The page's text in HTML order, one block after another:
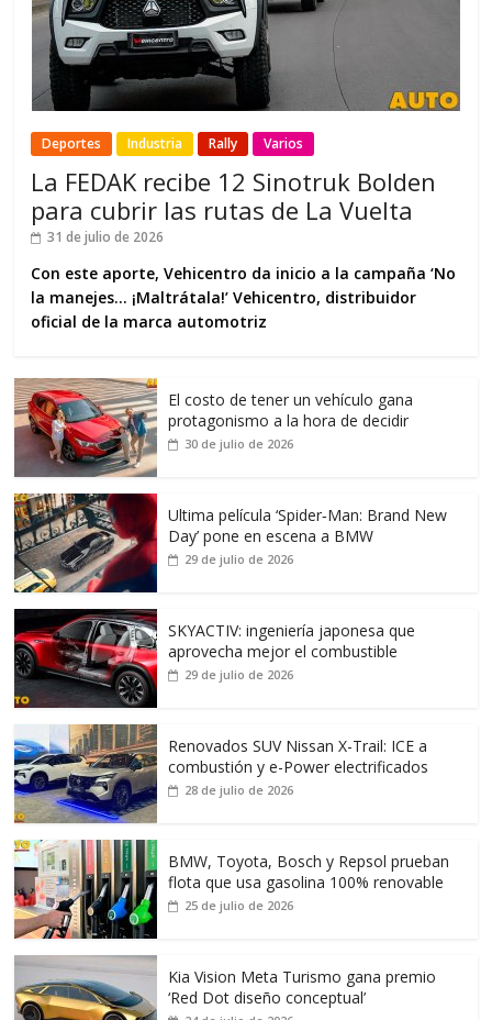
Deportes Industria Rally Varios
La FEDAK recibe 12 Sinotruk Bolden
para cubrir las rutas de La Vuelta
31 de julio de 2026
Con este aporte, Vehicentro da inicio a la campaña ‘No
la manejes… ¡Maltrátala!’ Vehicentro, distribuidor
oficial de la marca automotriz
El costo de tener un vehículo gana
protagonismo a la hora de decidir
30 de julio de 2026
Ultima película ‘Spider‑Man: Brand New
Day’ pone en escena a BMW
29 de julio de 2026
SKYACTIV: ingeniería japonesa que
aprovecha mejor el combustible
29 de julio de 2026
Renovados SUV Nissan X-Trail: ICE a
combustión y e-Power electrificados
28 de julio de 2026
BMW, Toyota, Bosch y Repsol prueban
flota que usa gasolina 100% renovable
25 de julio de 2026
Kia Vision Meta Turismo gana premio
‘Red Dot diseño conceptual’